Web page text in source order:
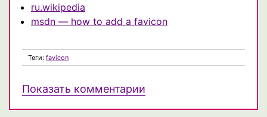
ru.wikipedia
msdn — how to add a favicon
Теги: favicon
Показать комментарии